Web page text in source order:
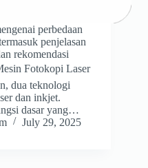
perbedaan
penjelasan
rekomendasi
Fotokopi Laser
dua teknologi
dan inkjet.
dasar yang…
July 29, 2025